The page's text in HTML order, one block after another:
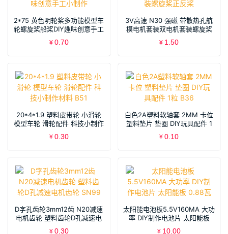
2*75 黄色明轮桨多功能模型车
轮螺旋桨船桨DIY趣味创意手工
¥ 0.70
3V高速 N30 强磁 带散热孔航
模电机套装双电机套装螺旋桨
¥ 1.50
20*4*1.9 塑料皮带轮 小滑轮
模型车轮 滑轮配件 科技小制作
¥ 0.30
白色2A塑料软轴套 2MM 卡位
塑料垫片 垫圈 DIY玩具配件 1
¥ 0.10
D字孔齿轮3mm12齿 N20减速
电机齿轮 塑料齿轮D孔减速电
¥ 0.30
太阳能电池板5.5V160MA 大功
率 DIY制作电池片 太阳能板
¥ 10.00